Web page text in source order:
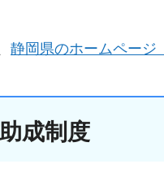
静岡県のホームページ
成制度